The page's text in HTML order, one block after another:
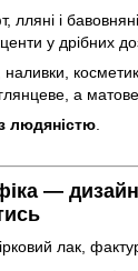
лляні і
у дрібних
а
людяністю
—
лак,